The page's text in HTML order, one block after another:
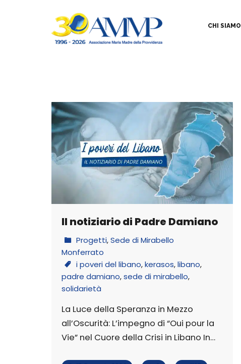
CHI SIAMO
Il notiziario di Padre Damiano
Progetti,Sede di Mirabello
Monferrato
i poveri del libano,kerasos,libano,
padre damiano,sede di mirabello,
solidarietà
La Luce della Speranza in Mezzo
all’Oscurità: L’impegno di “Oui pour la
Vie” nel Cuore della Crisi in Libano In…